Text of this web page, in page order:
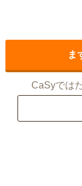
ま
CaSyでは